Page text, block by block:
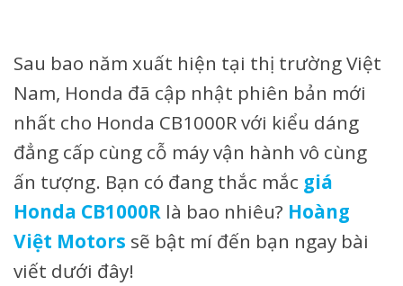
Sau bao năm xuất hiện tại thị trường Việt
Nam, Honda đã cập nhật phiên bản mới
nhất cho Honda CB1000R với kiểu dáng
đẳng cấp cùng cỗ máy vận hành vô cùng
ấn tượng. Bạn có đang thắc mắc giá
Honda CB1000R là bao nhiêu? Hoàng
Việt Motors sẽ bật mí đến bạn ngay bài
viết dưới đây!